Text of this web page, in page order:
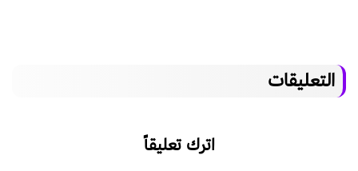
التعليقات
اترك تعليقاً